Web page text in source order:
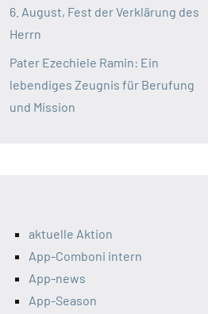
6. August, Fest der Verklärung des
Herrn
Pater Ezechiele Ramin: Ein
lebendiges Zeugnis für Berufung
und Mission
aktuelle Aktion
App-Comboni intern
App-news
App-Season